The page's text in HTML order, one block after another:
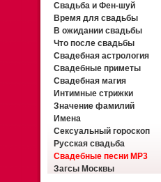
Свадьба и Фен-шуй
Время для свадьбы
В ожидании свадьбы
Что после свадьбы
Свадебная астрология
Свадебные приметы
Свадебная магия
Интимные стрижки
Значение фамилий
Имена
Сексуальный гороскоп
Русская свадьба
Свадебные песни MP3
Загсы Москвы